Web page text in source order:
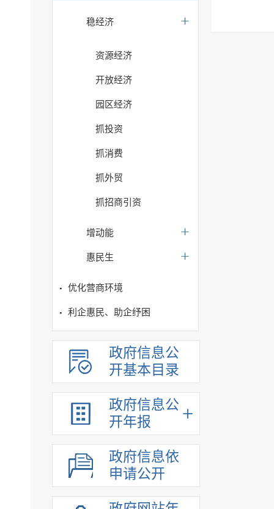
稳经济
资源经济
开放经济
园区经济
抓投资
抓消费
抓外贸
抓招商引资
增动能
惠民生
优化营商环境
利企惠民、助企纾困
政府信息公
开基本目录
政府信息公
开年报
政府信息依
申请公开